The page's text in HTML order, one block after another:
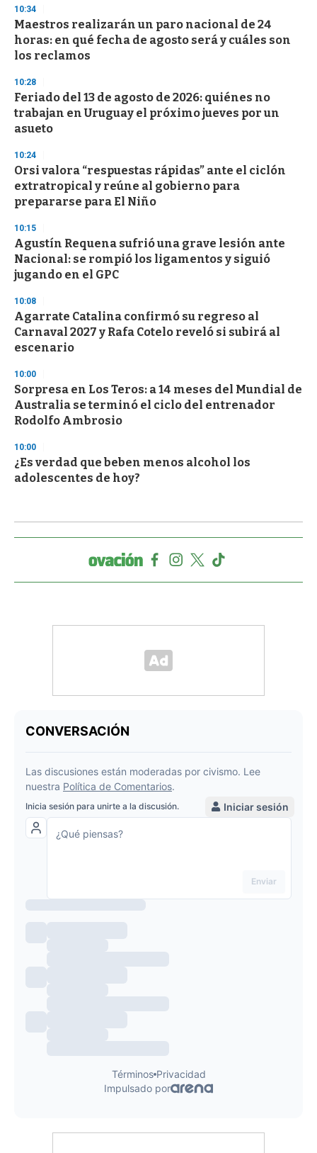
s
e
c
o
n
10:34
Maestros realizarán un paro nacional de 24
horas: en qué fecha de agosto será y cuáles son
los reclamos
10:28
Feriado del 13 de agosto de 2026: quiénes no
trabajan en Uruguay el próximo jueves por un
asueto
10:24
Orsi valora “respuestas rápidas” ante el ciclón
extratropical y reúne al gobierno para
prepararse para El Niño
10:15
Agustín Requena sufrió una grave lesión ante
Nacional: se rompió los ligamentos y siguió
jugando en el GPC
10:08
Agarrate Catalina confirmó su regreso al
Carnaval 2027 y Rafa Cotelo reveló si subirá al
escenario
10:00
Sorpresa en Los Teros: a 14 meses del Mundial de
Australia se terminó el ciclo del entrenador
Rodolfo Ambrosio
10:00
¿Es verdad que beben menos alcohol los
adolescentes de hoy?